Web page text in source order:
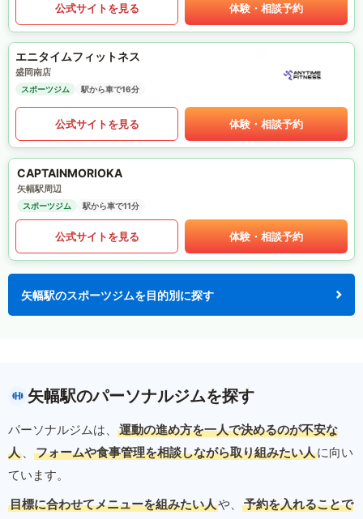
公式サイトを見る 体験・相談予約
エニタイムフィットネス
盛岡南店
スポーツジム 駅から車で16分
公式サイトを見る 体験・相談予約
CAPTAINMORIOKA
矢幅駅周辺
スポーツジム 駅から車で11分
公式サイトを見る 体験・相談予約
矢幅駅のスポーツジムを目的別に探す
矢幅駅のパーソナルジムを探す
パーソナルジムは、
運動の進め方を一人で決めるのが不安な
人 、 フォームや食事管理を相談しながら取り組みたい人に向い
ています。
目標に合わせてメニューを組みたい人や、 予約を入れることで